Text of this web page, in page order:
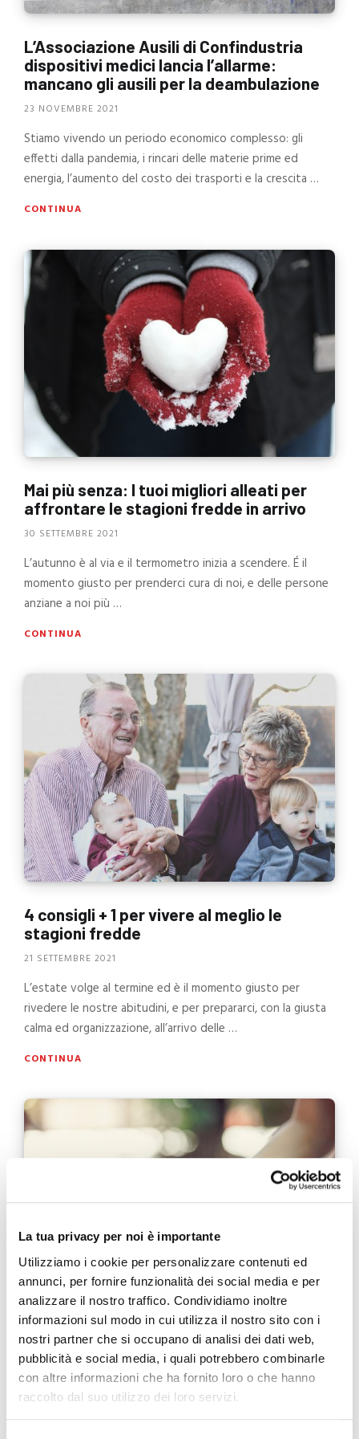
La tua privacy per noi è importante
Utilizziamo i cookie per personalizzare contenuti ed
annunci, per fornire funzionalità dei social media e per
analizzare il nostro traffico. Condividiamo inoltre
informazioni sul modo in cui utilizza il nostro sito con i
nostri partner che si occupano di analisi dei dati web,
pubblicità e social media, i quali potrebbero combinarle
con altre informazioni che ha fornito loro o che hanno
raccolto dal suo utilizzo dei loro servizi.
L’Associazione Ausili di Confindustria
dispositivi medici lancia l’allarme:
mancano gli ausili per la deambulazione
23 NOVEMBRE 2021
Stiamo vivendo un periodo economico complesso: gli
effetti dalla pandemia, i rincari delle materie prime ed
energia, l’aumento del costo dei trasporti e la crescita …
CONTINUA
Mai più senza: I tuoi migliori alleati per
affrontare le stagioni fredde in arrivo
30 SETTEMBRE 2021
L’autunno è al via e il termometro inizia a scendere. É il
momento giusto per prenderci cura di noi, e delle persone
anziane a noi più …
CONTINUA
4 consigli + 1 per vivere al meglio le
stagioni fredde
21 SETTEMBRE 2021
L’estate volge al termine ed è il momento giusto per
rivedere le nostre abitudini, e per prepararci, con la giusta
calma ed organizzazione, all’arrivo delle …
CONTINUA
La nuova Komoda: sinonimo di Comodità,
Sicurezza ed Igiene.
23 LUGLIO 2020